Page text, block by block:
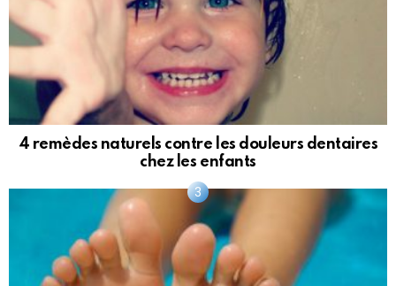
4 remèdes naturels contre les douleurs dentaires
chez les enfants